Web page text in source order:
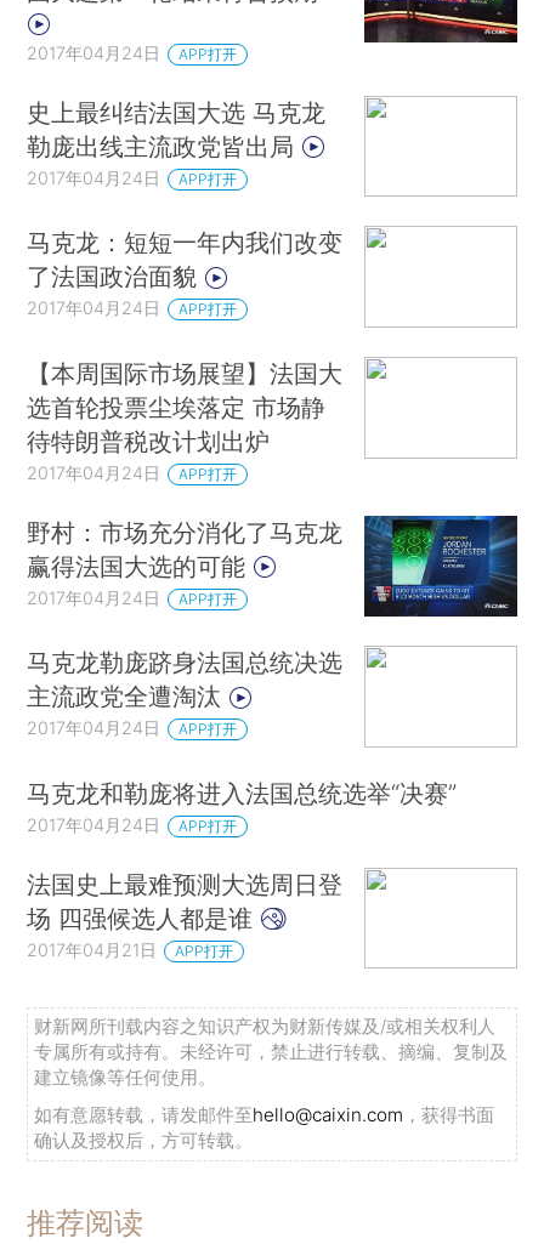
2017年04月24日 APP打开
史上最纠结法国大选 马克龙
勒庞出线主流政党皆出局
2017年04月24日 APP打开
马克龙：短短一年内我们改变
了法国政治面貌
2017年04月24日 APP打开
【本周国际市场展望】法国大
选首轮投票尘埃落定 市场静
待特朗普税改计划出炉
2017年04月24日 APP打开
野村：市场充分消化了马克龙
赢得法国大选的可能
2017年04月24日 APP打开
马克龙勒庞跻身法国总统决选
主流政党全遭淘汰
2017年04月24日 APP打开
马克龙和勒庞将进入法国总统选举“决赛”
2017年04月24日 APP打开
法国史上最难预测大选周日登
场 四强候选人都是谁
2017年04月21日 APP打开
财新网所刊载内容之知识产权为财新传媒及/或相关权利人
专属所有或持有。未经许可，禁止进行转载、摘编、复制及
建立镜像等任何使用。
如有意愿转载，请发邮件至hello@caixin.com ，获得书面
确认及授权后，方可转载。
推荐阅读